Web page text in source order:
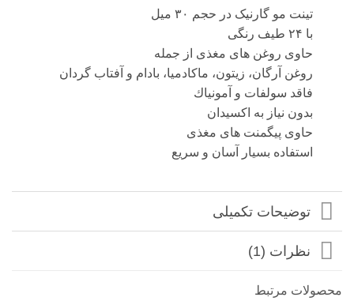
تینت مو گارنیک در حجم ۳۰ میل
با ۲۴ طیف رنگی
حاوی روغن های مغذی از جمله
روغن آرگان، زیتون، ماکادمیا، بادام و آفتاب گردان
فاقد سولفات و آمونیاك
بدون نیاز به اکسیدان
حاوی پیگمنت های مغذی
استفاده بسیار آسان و سریع
توضیحات تکمیلی
نظرات (1)
محصولات مرتبط